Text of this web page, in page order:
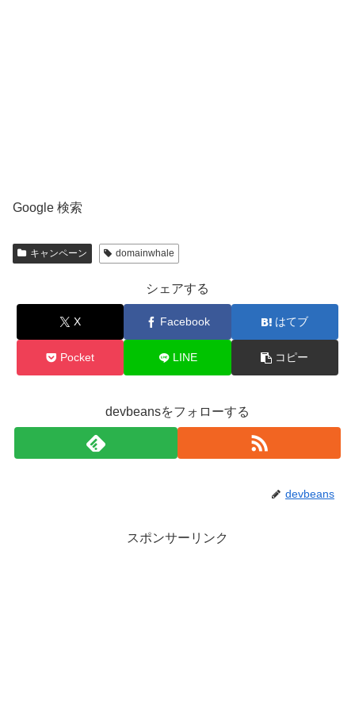
Google 検索
キャンペーン domainwhale
シェアする
X Facebook はてブ
Pocket LINE コピー
devbeansをフォローする
devbeans
スポンサーリンク